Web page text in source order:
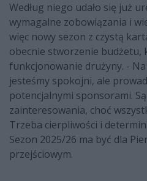
Według niego udało się już
wymagalne zobowiązania i
więc nowy sezon z czystą
obecnie stworzenie budżetu,
funkcjonowanie drużyny. -
jesteśmy spokojni, ale
potencjalnymi sponsorami.
zainteresowania, choć
Trzeba cierpliwości i
Sezon 2025/26 ma być dla
przejściowym.